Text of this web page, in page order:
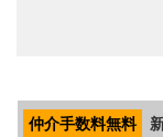
仲介手数料無料